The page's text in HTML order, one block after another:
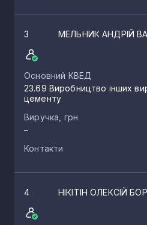
3 МЕЛЬНИК АНДРІЙ
Основний КВЕД
23.69 Виробництво інших
цементу
Виручка, грн
–
Контакти
4 НІКІТІН ОЛЕКСІЙ